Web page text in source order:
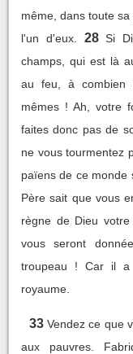
même, dans toute
l'un d'eux.
28 Si
champs, qui est là
au feu, à combien
mêmes ! Ah, votre
faites donc pas de
ne vous tourmentez
païens de ce monde
Père sait que vous
règne de Dieu
vous seront
troupeau ! Car il
royaume.
33 Vendez ce que
aux pauvres.